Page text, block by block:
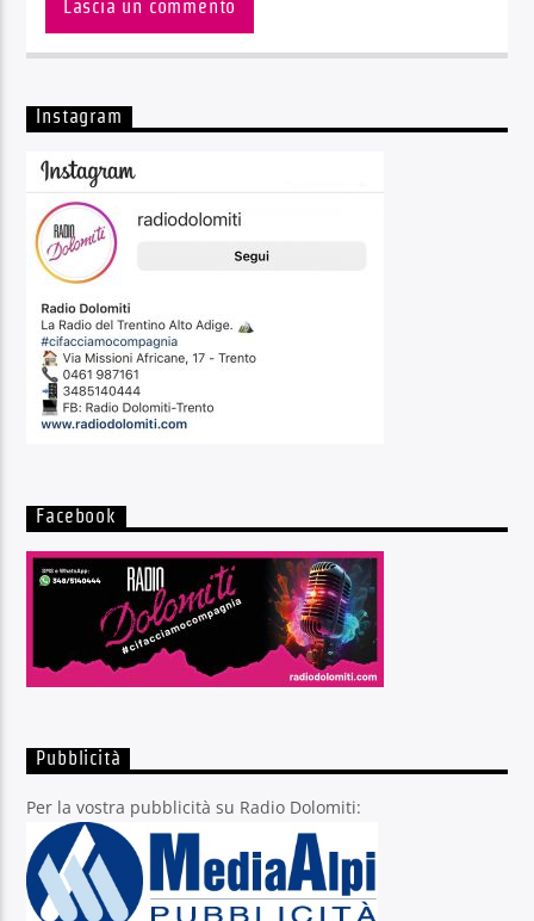
Instagram
Facebook
Pubblicità
Per la vostra pubblicità su Radio Dolomiti: